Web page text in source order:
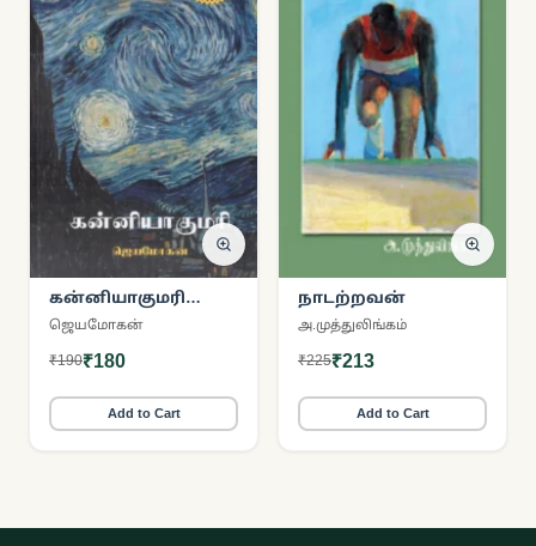
கன்னியாகுமரி
(நற்றிணை
பதிப்பகம்)
ஜெயமோகன்
₹190₹180
Add to Cart
நாடற்றவன்
அ.முத்துலிங்கம்
₹225₹213
Add to Cart